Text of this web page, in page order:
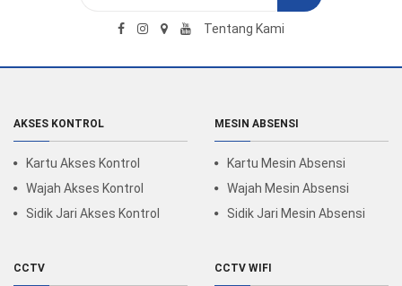
Tentang Kami
AKSES KONTROL
Kartu Akses Kontrol
Wajah Akses Kontrol
Sidik Jari Akses Kontrol
MESIN ABSENSI
Kartu Mesin Absensi
Wajah Mesin Absensi
Sidik Jari Mesin Absensi
CCTV CCTV WIFI